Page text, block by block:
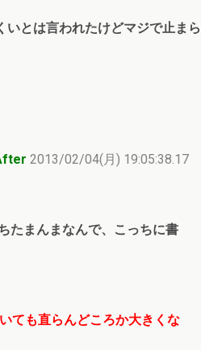
いとは言われたけどマジで止まら
2013/02/04(月) 19:05:38.17
たまんまなんで、こっちに書
ても直らんどころか大きくな